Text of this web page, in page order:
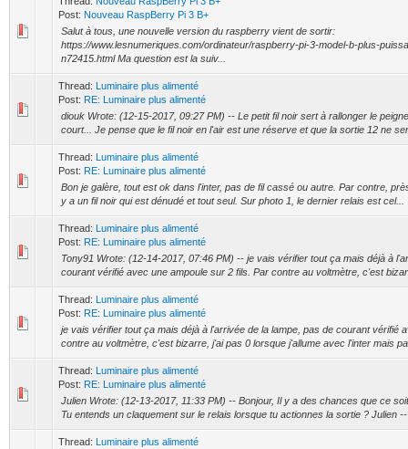
Post: Nouveau RaspBerry Pi 3 B+
Salut à tous, une nouvelle version du raspberry vient de sortir:
https://www.lesnumeriques.com/ordinateur/raspberry-pi-3-model-b-plus-
n72415.html Ma question est la suiv...
Thread: Luminaire plus alimenté
Post: RE: Luminaire plus alimenté
diouk Wrote: (12-15-2017, 09:27 PM) -- Le petit fil noir sert à rallonger le
court... Je pense que le fil noir en l'air est une réserve et que la sortie 12 ne
Thread: Luminaire plus alimenté
Post: RE: Luminaire plus alimenté
Bon je galère, tout est ok dans l'inter, pas de fil cassé ou autre. Par contre,
y a un fil noir qui est dénudé et tout seul. Sur photo 1, le dernier relais est cel...
Thread: Luminaire plus alimenté
Post: RE: Luminaire plus alimenté
Tony91 Wrote: (12-14-2017, 07:46 PM) -- je vais vérifier tout ça mais déjà à
courant vérifié avec une ampoule sur 2 fils. Par contre au voltmètre, c'est
Thread: Luminaire plus alimenté
Post: RE: Luminaire plus alimenté
je vais vérifier tout ça mais déjà à l'arrivée de la lampe, pas de courant vérifié
contre au voltmètre, c'est bizarre, j'ai pas 0 lorsque j'allume avec l'inter mais
Thread: Luminaire plus alimenté
Post: RE: Luminaire plus alimenté
Julien Wrote: (12-13-2017, 11:33 PM) -- Bonjour, Il y a des chances que ce
Tu entends un claquement sur le relais lorsque tu actionnes la sortie ? Julien
Thread: Luminaire plus alimenté